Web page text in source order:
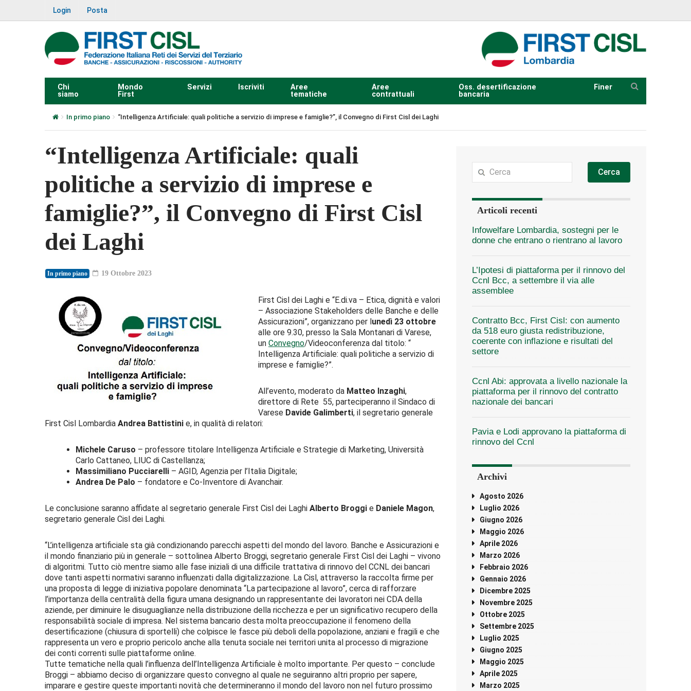
Login Posta
Chi
siamo
Mondo
First
Servizi Iscriviti
Aree
tematiche
Aree
contrattuali
Oss. desertificazione
bancaria
Finer
In primo piano “Intelligenza Artificiale: quali politiche a servizio di imprese e famiglie?”, il Convegno di First Cisl dei Laghi
“Intelligenza Artificiale: quali
politiche a servizio di imprese e
famiglie?”, il Convegno di First Cisl
dei Laghi
In primo piano 19 Ottobre 2023
First Cisl dei Laghi e “E.di.va – Etica, dignità e valori
– Associazione Stakeholders delle Banche e delle
Assicurazioni”, organizzano per lunedì 23 ottobre
alle ore 9.30, presso la Sala Montanari di Varese,
un Convegno/Videoconferenza dal titolo: “
Intelligenza Artificiale: quali politiche a servizio di
imprese e famiglie?”.
All’evento, moderato da Matteo Inzaghi,
direttore di Rete 55, parteciperanno il Sindaco di
Varese Davide Galimberti, il segretario generale
First Cisl Lombardia Andrea Battistini e, in qualità di relatori:
Michele Caruso – professore titolare Intelligenza Artificiale e Strategie di Marketing, Università
Carlo Cattaneo, LIUC di Castellanza;
Massimiliano Pucciarelli – AGID, Agenzia per l’Italia Digitale;
Andrea De Palo – fondatore e Co-Inventore di Avanchair.
Le conclusione saranno affidate al segretario generale First Cisl dei Laghi Alberto Broggi e Daniele Magon,
segretario generale Cisl dei Laghi.
“L’intelligenza artificiale sta già condizionando parecchi aspetti del mondo del lavoro. Banche e Assicurazioni e
il mondo finanziario più in generale – sottolinea Alberto Broggi, segretario generale First Cisl dei Laghi – vivono
di algoritmi. Tutto ciò mentre siamo alle fase iniziali di una difficile trattativa di rinnovo del CCNL dei bancari
dove tanti aspetti normativi saranno influenzati dalla digitalizzazione. La Cisl, attraverso la raccolta firme per
una proposta di legge di iniziativa popolare denominata “La partecipazione al lavoro”, cerca di rafforzare
l’importanza della centralità della figura umana designando un rappresentante dei lavoratori nei CDA della
aziende, per diminuire le disuguaglianze nella distribuzione della ricchezza e per un significativo recupero della
responsabilità sociale di impresa. Nel sistema bancario desta molta preoccupazione il fenomeno della
desertificazione (chiusura di sportelli) che colpisce le fasce più deboli della popolazione, anziani e fragili e che
rappresenta un vero e proprio pericolo anche alla tenuta sociale nei territori unita al processo di migrazione
dei conti correnti sulle piattaforme online.
Tutte tematiche nella quali l’influenza dell’Intelligenza Artificiale è molto importante. Per questo – conclude
Broggi – abbiamo deciso di organizzare questo convegno al quale ne seguiranno altri proprio per sapere,
imparare e gestire queste importanti novità che determineranno il mondo del lavoro non nel futuro prossimo
Cerca
Articoli recenti
Infowelfare Lombardia, sostegni per le
donne che entrano o rientrano al lavoro
L’Ipotesi di piattaforma per il rinnovo del
Ccnl Bcc, a settembre il via alle
assemblee
Contratto Bcc, First Cisl: con aumento
da 518 euro giusta redistribuzione,
coerente con inflazione e risultati del
settore
Ccnl Abi: approvata a livello nazionale la
piattaforma per il rinnovo del contratto
nazionale dei bancari
Pavia e Lodi approvano la piattaforma di
rinnovo del Ccnl
Archivi
Agosto 2026
Luglio 2026
Giugno 2026
Maggio 2026
Aprile 2026
Marzo 2026
Febbraio 2026
Gennaio 2026
Dicembre 2025
Novembre 2025
Ottobre 2025
Settembre 2025
Luglio 2025
Giugno 2025
Maggio 2025
Aprile 2025
Marzo 2025